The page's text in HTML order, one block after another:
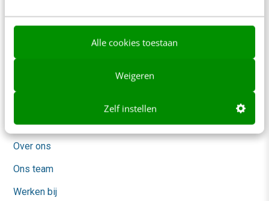
Alle cookies toestaan
Weigeren
Zelf instellen
Frankwatching
Nieuwsbrieven
Over ons
Ons team
Werken bij